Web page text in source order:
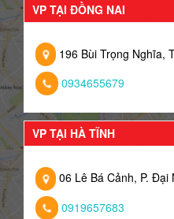
VP TẠI ĐỒNG NAI
196 Bùi Trọng Nghĩa,
0934655679
VP TẠI HÀ TĨNH
06 Lê Bá Cảnh, P. Đại
0919657683